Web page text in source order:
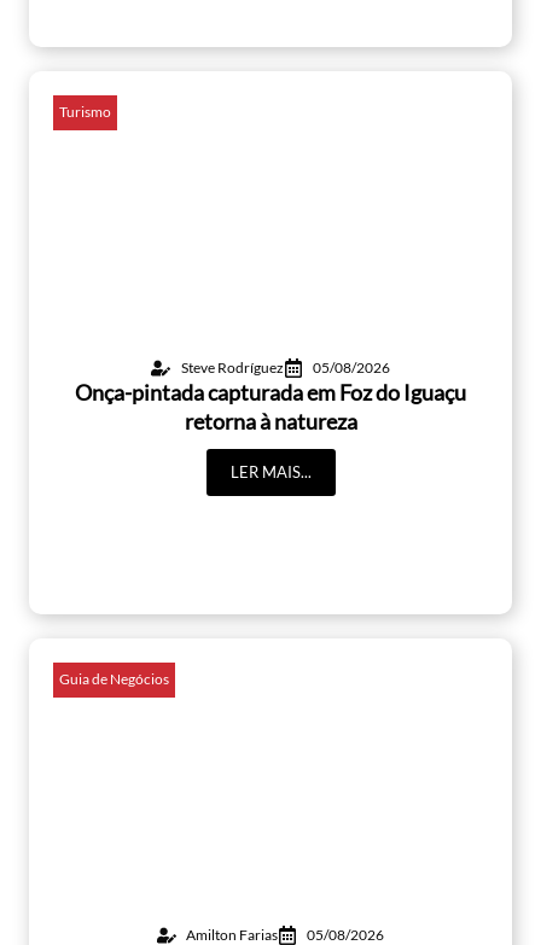
Turismo
Steve Rodríguez 05/08/2026
Onça-pintada capturada em Foz do Iguaçu
retorna à natureza
LER MAIS...
Guia de Negócios
Amilton Farias 05/08/2026